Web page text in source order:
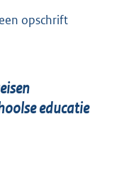
opschrift
educatie